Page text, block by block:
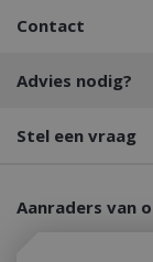
Contact
Advies nodig?
Stel een vraag
Aanraders van